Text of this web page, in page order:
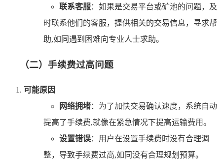
联系客服：如果是交易平台或矿池的问题，及
时联系他们的客服，提供相关的交易信息，寻求帮
助,如同遇到困难向专业人士求助。
（二）手续费过高问题
可能原因
网络拥堵：为了加快交易确认速度，系统自动
提高了手续费,就像在紧急情况下提高运输费用。
设置错误：用户在设置手续费时没有合理调
整，导致手续费过高,如同没有合理规划预算。